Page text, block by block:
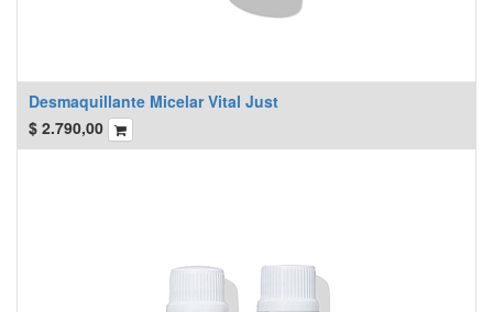
Desmaquillante Micelar Vital Just
$ 2.790,00